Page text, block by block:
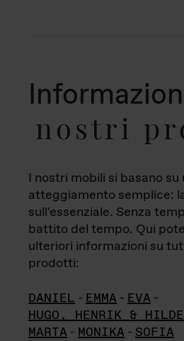
nostri
I nostri mobili si basano su
atteggiamento semplice:
sull'essenziale. Senza
battito del tempo. Qui
ulteriori informazioni su
prodotti:
DANIEL - EMMA - EVA -
HUGO, HENRIK & HILDE
MARTA - MONIKA - SOFIA